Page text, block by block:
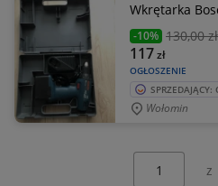
Wkrętarka
-10% 130,00 zł
OGŁOSZENIE
117zł
Wołomin